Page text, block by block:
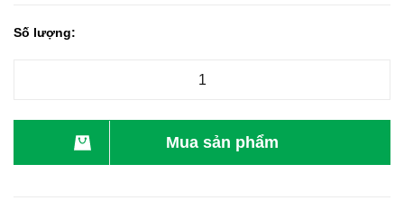
Số lượng:
Mua sản phẩm